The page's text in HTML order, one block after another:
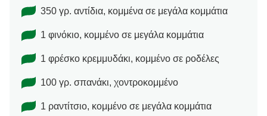
350 γρ. αντίδια, κομμένα σε μεγάλα κομμάτια
1 φινόκιο, κομμένο σε μεγάλα κομμάτια
1 φρέσκο κρεμμυδάκι, κομμένο σε ροδέλες
100 γρ. σπανάκι, χοντροκομμένο
1 ραντίτσιο, κομμένο σε μεγάλα κομμάτια